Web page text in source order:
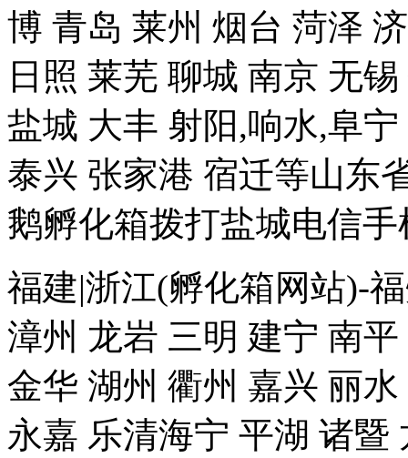
博 青岛 莱州 烟台 菏泽
日照 莱芜 聊城 南京 无
盐城 大丰 射阳,响水,阜
泰兴 张家港 宿迁等山东
鹅孵化箱拨打盐城电信手
福建|浙江(孵化箱网站)-
漳州 龙岩 三明 建宁 南
金华 湖州 衢州 嘉兴 丽
永嘉 乐清海宁 平湖 诸暨